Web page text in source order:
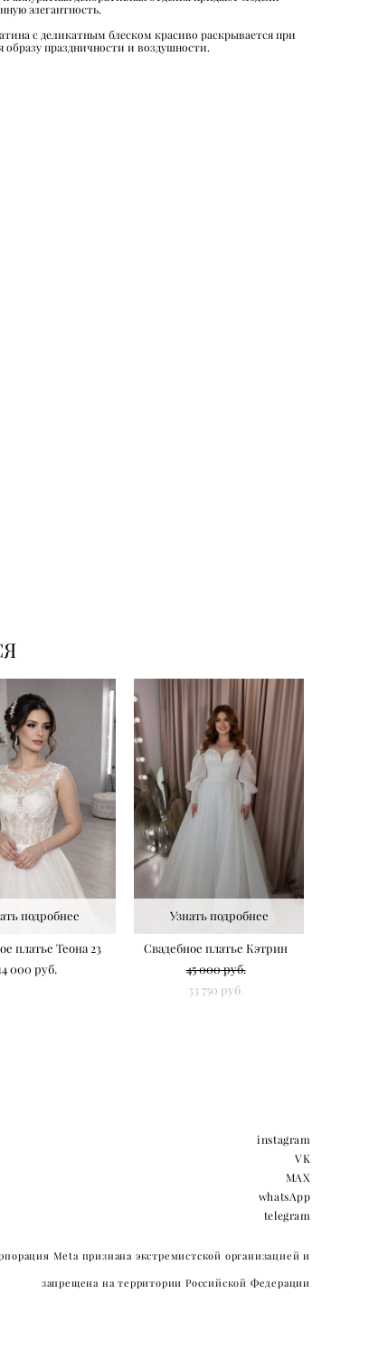
элегантность.
с деликатным блеском красиво раскрывается при
образу праздничности и воздушности.
подробнее
платье Теона 23
000 pуб.
Узнать подробнее
Свадебное платье Кэтрин
45 000 pуб.
33 750 pуб.
instagram
VK
MAX
whatsApp
telegram
Meta признана экстремистской организацией и
запрещена на территории Российской Федерации